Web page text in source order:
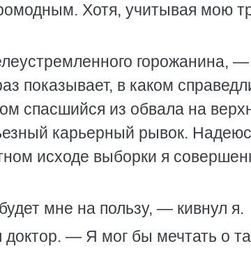
Хотя, учитывая мою
горожанина, —
показывает, в каком
спасшийся из обвала на
карьерный рывок.
исходе выборки я
мне на пользу, — кивнул я.
— Я мог бы мечтать о